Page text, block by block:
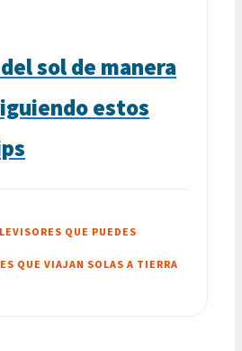
sol de manera
estos
QUE PUEDES
QUE VIAJAN SOLAS A TIERRA